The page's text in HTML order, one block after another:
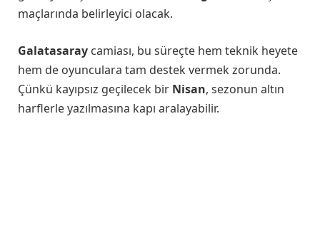
maçlarında belirleyici olacak.
Galatasaray camiası, bu süreçte hem teknik heyete
hem de oyunculara tam destek vermek zorunda.
Çünkü kayıpsız geçilecek bir Nisan, sezonun altın
harflerle yazılmasına kapı aralayabilir.